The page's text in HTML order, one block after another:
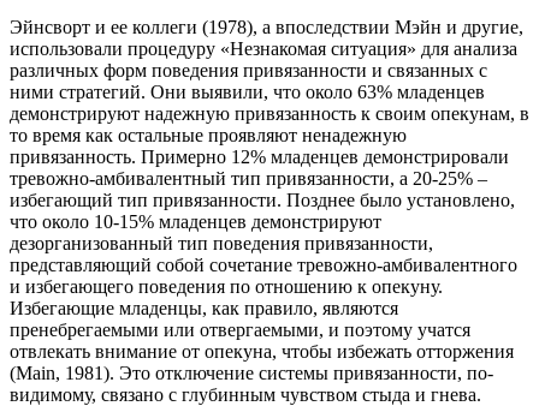
Эйнсворт и ее коллеги (1978), а впоследствии Мэйн и другие,
использовали процедуру «Незнакомая ситуация» для анализа
различных форм поведения привязанности и связанных с
ними стратегий. Они выявили, что около 63% младенцев
демонстрируют надежную привязанность к своим опекунам, в
то время как остальные проявляют ненадежную
привязанность. Примерно 12% младенцев демонстрировали
тревожно-амбивалентный тип привязанности, а 20-25% –
избегающий тип привязанности. Позднее было установлено,
что около 10-15% младенцев демонстрируют
дезорганизованный тип поведения привязанности,
представляющий собой сочетание тревожно-амбивалентного
и избегающего поведения по отношению к опекуну.
Избегающие младенцы, как правило, являются
пренебрегаемыми или отвергаемыми, и поэтому учатся
отвлекать внимание от опекуна, чтобы избежать отторжения
(Main, 1981). Это отключение системы привязанности, по-
видимому, связано с глубинным чувством стыда и гнева.